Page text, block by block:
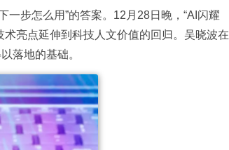
步怎么用”的答案。12月28日晚，“AI闪耀
亮点延伸到科技人文价值的回归。吴晓波在
落地的基础。